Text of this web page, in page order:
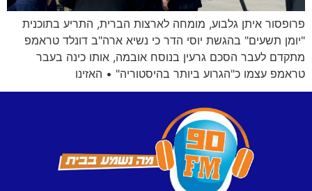
פרופסור איתן גלבוע, מומחה לארצות הברית, התריע בתוכנית
"יומן תשעים" בהגשת יוסי הדר כי נשיא ארה"ב דונלד טראמפ
מתקדם לעבר הסכם גרעין בנוסח אובמה, אותו כינה בעבר
טראמפ עצמו כ"הגרוע ביותר בהיסטוריה" • האזינו